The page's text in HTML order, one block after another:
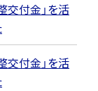
交付金」を活
交付金」を活